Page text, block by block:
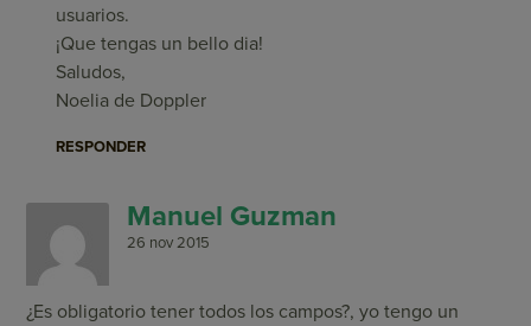
usuarios.
¡Que tengas un bello dia!
Saludos,
Noelia de Doppler
RESPONDER
Manuel Guzman
26 nov 2015
¿Es obligatorio tener todos los campos?, yo tengo un